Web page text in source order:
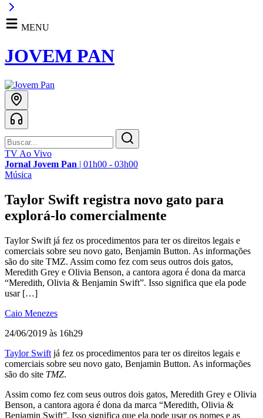
MENU
JOVEM PAN
TV Ao Vivo
Jornal Jovem Pan | 01h00 - 03h00
Música
Taylor Swift registra novo gato para
explorá-lo comercialmente
Taylor Swift já fez os procedimentos para ter os direitos legais e
comerciais sobre seu novo gato, Benjamin Button. As informações
são do site TMZ. Assim como fez com seus outros dois gatos,
Meredith Grey e Olivia Benson, a cantora agora é dona da marca
“Meredith, Olivia & Benjamin Swift”. Isso significa que ela pode
usar […]
Caio Menezes
24/06/2019 às 16h29
Taylor Swift já fez os procedimentos para ter os direitos legais e
comerciais sobre seu novo gato, Benjamin Button. As informações
são do site TMZ.
Assim como fez com seus outros dois gatos, Meredith Grey e Olivia
Benson, a cantora agora é dona da marca “Meredith, Olivia &
Benjamin Swift”. Isso significa que ela pode usar os nomes e as